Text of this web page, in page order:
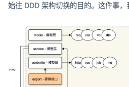
始往 DDD 架构切换的目的。这件事，